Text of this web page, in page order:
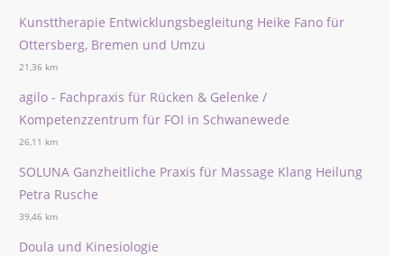
Kunsttherapie Entwicklungsbegleitung Heike Fano für
Ottersberg, Bremen und Umzu
21,36 km
agilo - Fachpraxis für Rücken & Gelenke /
Kompetenzzentrum für FOI in Schwanewede
26,11 km
SOLUNA Ganzheitliche Praxis für Massage Klang Heilung
Petra Rusche
39,46 km
Doula und Kinesiologie